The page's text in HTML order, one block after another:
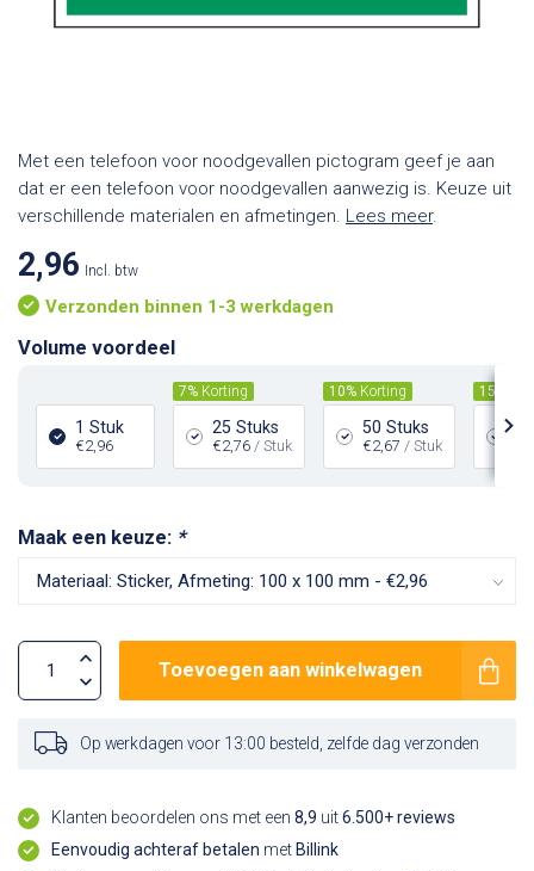
Met een telefoon voor noodgevallen pictogram geef je aan
dat er een telefoon voor noodgevallen aanwezig is. Keuze uit
verschillende materialen en afmetingen. Lees meer.
2,96 Incl. btw
Verzonden binnen 1-3 werkdagen
Volume voordeel
1 Stuk
€2,96
7% Korting
25 Stuks
€2,76 / Stuk
10% Korting
50 Stuks
€2,67 / Stuk
15%
Maak een keuze: *
Toevoegen aan winkelwagen
Op werkdagen voor 13:00 besteld, zelfde dag verzonden
Klanten beoordelen ons met een 8,9 uit6.500+ reviews
Eenvoudig achteraf betalen met Billink